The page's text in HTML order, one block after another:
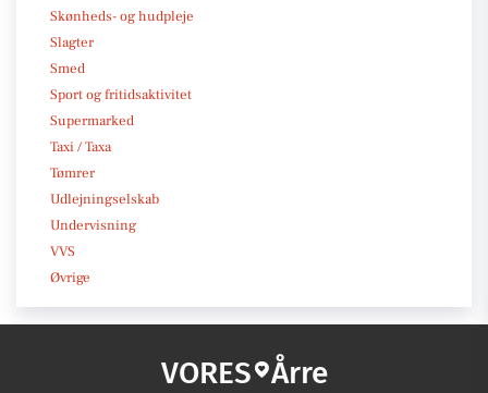
Skønheds- og hudpleje
Slagter
Smed
Sport og fritidsaktivitet
Supermarked
Taxi / Taxa
Tømrer
Udlejningselskab
Undervisning
VVS
Øvrige
VORES Årre